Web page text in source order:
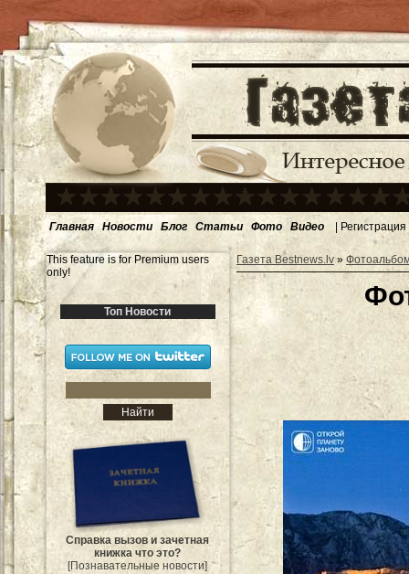
Главная Новости Блог Статьи Фото Видео | Регистрация
This feature is for Premium users
only!
Топ Новости
Справка вызов и зачетная
книжка что это?
[Познавательные новости]
Газета Bestnews.lv»